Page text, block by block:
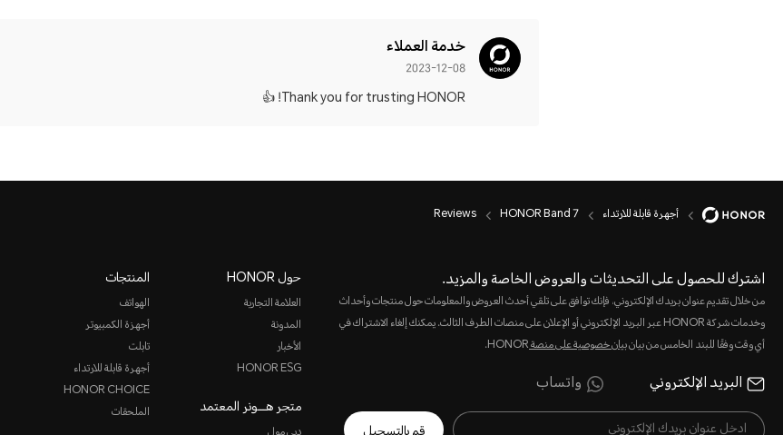
خدمة العملاء
2023-12-08
Thank you for trusting HONOR! 👍
أجهرة قابلة للارتداء HONOR Band 7
Reviews
اشترك للحصول على التحديثات والعروض الخاصة والمزيد.
من خلال تقديم عنوان بريدك الإلكتروني، فإنك توافق على تلقي أحدث العروض والمعلومات حول منتجات وأحداث
وخدمات شركة HONOR عبر البريد الإلكتروني أو الإعلان على منصات الطرف الثالث. يمكنك إلغاء الاشتراك في
أي وقت وفقًا للبند الخامس من بيانبيان خصوصية على منصةHONOR.
البريد الإلكتروني واتساب
حول HONOR
العلامة التجارية
المدونة
الأخبار
HONOR ESG
متجر هـــونر المعتمد
المنتجات
الهواتف
أجهزة الكمبيوتر
تابلت
أجهرة قابلة للارتداء
HONOR CHOICE
الملحقات